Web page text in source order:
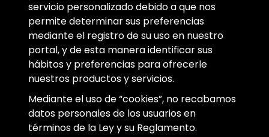
servicio personalizado debido a que nos
permite determinar sus preferencias
mediante el registro de su uso en nuestro
portal, y de esta manera identificar sus
hábitos y preferencias para ofrecerle
nuestros productos y servicios.
Mediante el uso de “cookies”, no recabamos
datos personales de los usuarios en
términos de la Ley y su Reglamento.